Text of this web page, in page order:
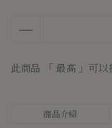
此商品 「 最高 」可以
商品介紹